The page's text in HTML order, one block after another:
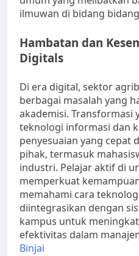
ilmuwan di bidang
Hambatan dan
Digitals
Di era digital, sektor
berbagai masalah yang
akademisi. Transformasi
teknologi informasi dan
penyesuaian yang cepat
pihak, termasuk
industri. Pelajar aktif di
memperkuat
memahami cara
diintegrasikan dengan
kampus untuk
efektivitas dalam
Binjai